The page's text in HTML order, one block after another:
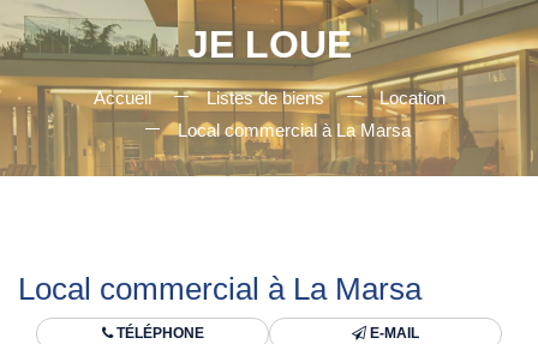
JE LOUE
Accueil Listes de biens
Location
Local commercial à La Marsa
Local commercial à La Marsa
TÉLÉPHONE E-MAIL